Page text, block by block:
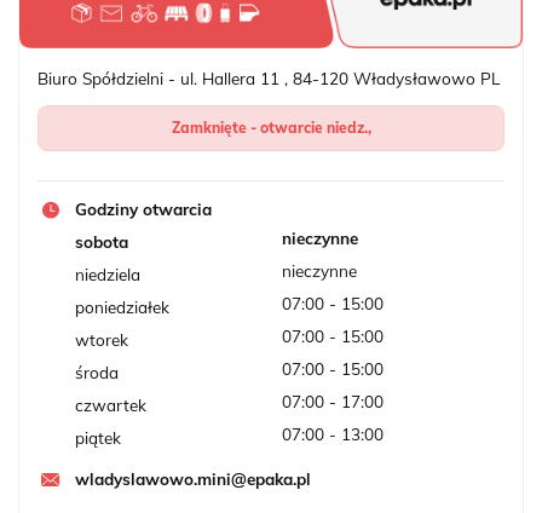
Biuro Spółdzielni - ul. Hallera 11 , 84-120 Władysławowo PL
Zamknięte - otwarcie niedz.,
Godziny otwarcia
sobota
nieczynne
niedziela
nieczynne
poniedziałek
07:00 - 15:00
wtorek
07:00 - 15:00
środa
07:00 - 15:00
czwartek
07:00 - 17:00
piątek
07:00 - 13:00
wladyslawowo.mini@epaka.pl